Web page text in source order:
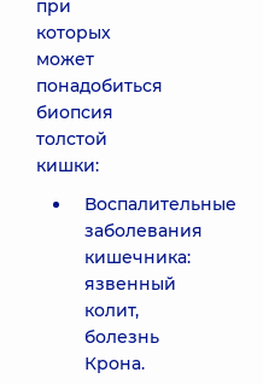
при
которых
может
понадобиться
биопсия
толстой
кишки:
Воспалительные
заболевания
кишечника:
язвенный
колит,
болезнь
Крона.